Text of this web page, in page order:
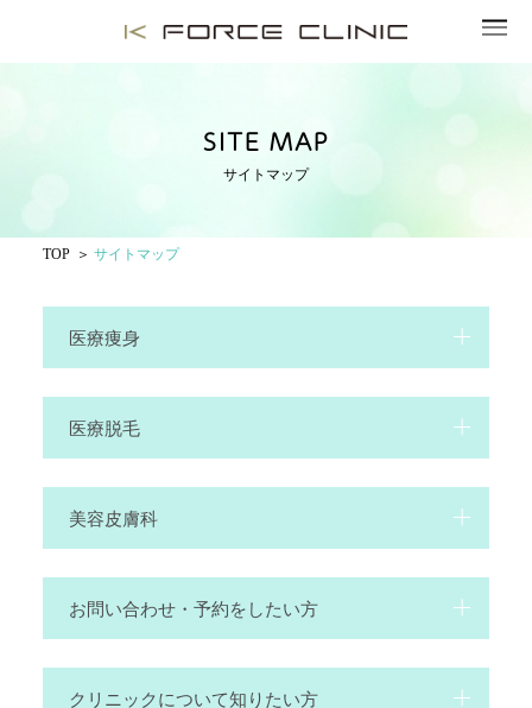
サイトマップ
SITE MAP
TOP サイトマップ
医療痩身
医療脱毛
美容皮膚科
お問い合わせ・予約をしたい⽅
クリニックについて知りたい⽅